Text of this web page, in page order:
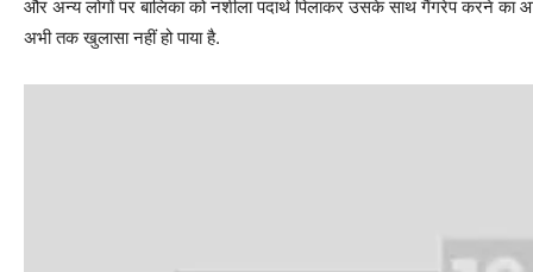
और अन्य लोगों पर बालिका को नशीला पदार्थ पिलाकर उसके साथ गैंगरेप करने का
अभी तक खुलासा नहीं हो पाया है.